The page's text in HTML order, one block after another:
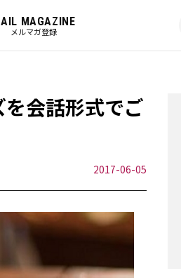
MAGAZINE
メルマガ登録
会話形式でご
2017-06-05